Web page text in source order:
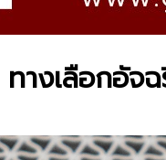
ทางเลือกอัจ